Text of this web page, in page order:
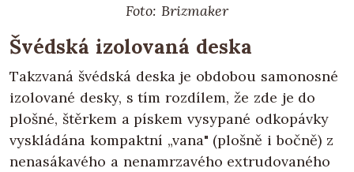
Foto: Brizmaker
Švédská izolovaná deska
Takzvaná švédská deska je obdobou samonosné
izolované desky, s tím rozdílem, že zde je do
plošné, štěrkem a pískem vysypané odkopávky
vyskládána kompaktní „vana" (plošně i bočně) z
nenasákavého a nenamrzavého extrudovaného